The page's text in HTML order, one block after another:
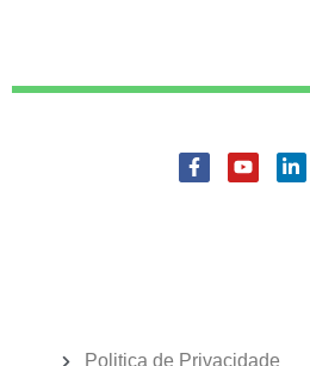
Politica de Privacidade